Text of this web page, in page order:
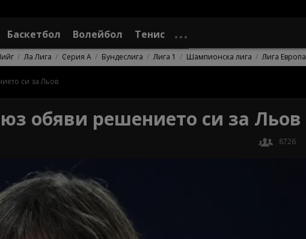
Баскетбол Волейбол Тенис
Ла Лига Серия А Бундеслига Лига 1 Шампионска лига Лига Европа
си за Льов
обяви решението си за Льов
8726